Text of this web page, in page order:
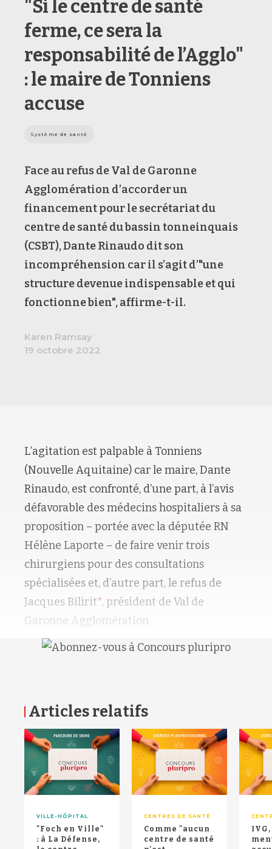
"Si le centre de santé
ferme, ce sera la
responsabilité de l’Agglo"
: le maire de Tonniens
accuse
Système de santé
Face au refus de Val de Garonne
Agglomération d’accorder un
financement pour le secrétariat du
centre de santé du bassin tonneinquais
(CSBT), Dante Rinaudo dit son
incompréhension car il s’agit d’"une
structure devenue indispensable et qui
fonctionne bien", affirme-t-il.
Karen Ramsay
19 octobre 2022
L’agitation est palpable à Tonniens
(Nouvelle Aquitaine) car le maire, Dante
Rinaudo, est confronté, d’une part, à l’avis
défavorable des médecins hospitaliers à sa
proposition – portée avec la députée RN
Hélène Laporte – de faire venir trois
chirurgiens pour des consultations
spécialisées et, d’autre part, le refus de
Jacques Bilirit*, président de Val de
Garonne Agglomération
Articles relatifs
VILLE-HÔPITAL
"Foch en Ville"
: à La Défense,
CENTRES DE SANTÉ
Comme "aucun
centre de santé
RETOUR HAUT DE PAGE